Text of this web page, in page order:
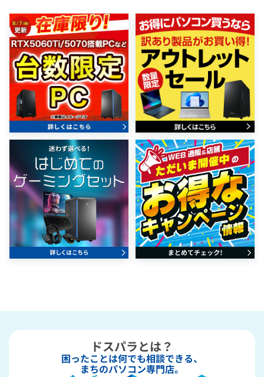
ドスパラとは？
困ったことは何でも相談できる、
まちのパソコン専門店。